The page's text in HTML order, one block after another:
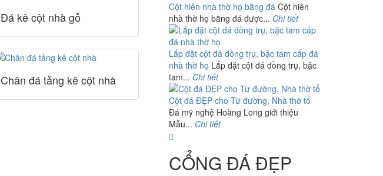
Đá kê cột nhà gỗ
Chân đá tảng kê cột nhà
Cột hiên nhà thờ họ bằng đáCột hiên
nhà thờ họ bằng đá được... Chi tiết
Lắp đặt cột đá đồng trụ, bậc tam cấp đá
nhà thờ họ Lắp đặt cột đá đồng trụ, bậc
tam... Chi tiết
Cột đá ĐẸP cho Từ đường, Nhà thờ tổ
Đá mỹ nghệ Hoàng Long giới thiệu
Mẫu... Chi tiết
CỔNG ĐÁ ĐẸP